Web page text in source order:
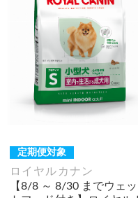
定期便対象
ロイヤルカナン
【8/8 ～ 8/30 までウェッ